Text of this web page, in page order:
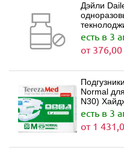
Дэйли
есть в 3
от
Normal
N30)
есть в 3
от 1